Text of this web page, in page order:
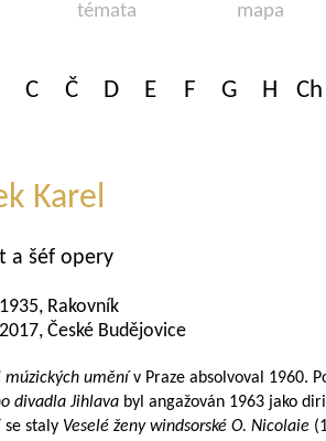
témata mapa
C Č D E F G H Ch
Karel
a šéf opery
Rakovník
České Budějovice
múzických uměnív Praze absolvoval 1960.
divadla Jihlava byl angažován 1963 jako
se staly Veselé ženy windsorské O. Nicolaie